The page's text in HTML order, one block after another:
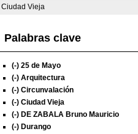
Ciudad Vieja
Palabras clave
(-) 25 de Mayo
(-) Arquitectura
(-) Circunvalación
(-) Ciudad Vieja
(-) DE ZABALA Bruno Mauricio
(-) Durango